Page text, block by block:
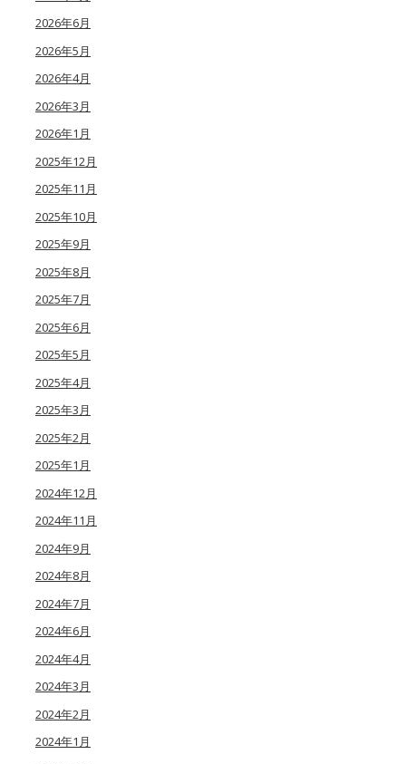
2026年6月
2026年5月
2026年4月
2026年3月
2026年1月
2025年12月
2025年11月
2025年10月
2025年9月
2025年8月
2025年7月
2025年6月
2025年5月
2025年4月
2025年3月
2025年2月
2025年1月
2024年12月
2024年11月
2024年9月
2024年8月
2024年7月
2024年6月
2024年4月
2024年3月
2024年2月
2024年1月